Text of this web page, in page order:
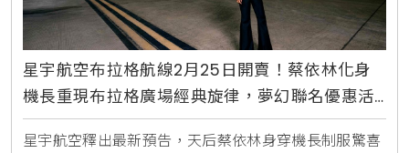
星宇航空布拉格航線2月25日開賣！蔡依林化身
機長重現布拉格廣場經典旋律，夢幻聯名優惠活
動即將揭曉
星宇航空釋出最新預告，天后蔡依林身穿機長制服驚喜